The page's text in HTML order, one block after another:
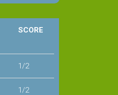
SCORE
1/2
1/2